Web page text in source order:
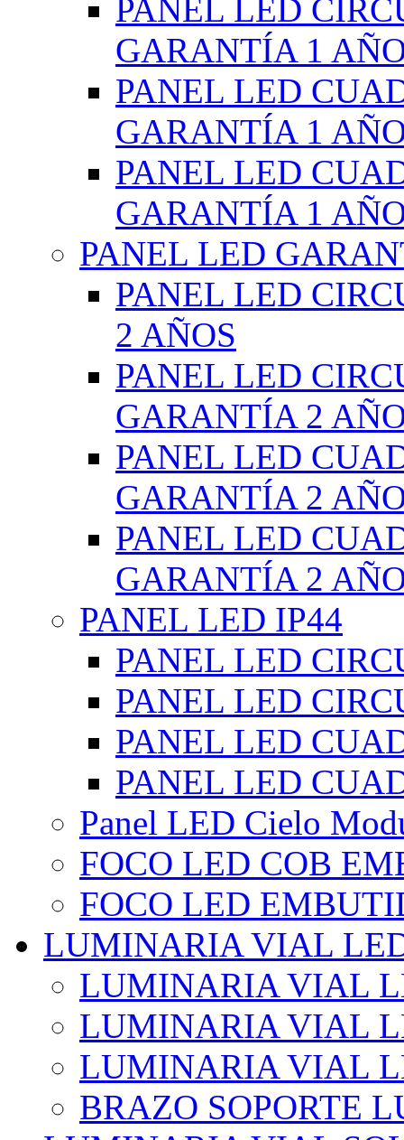
PANEL LED
GARANTÍA 1
PANEL LED
GARANTÍA 1
PANEL LED
GARANTÍA 1
PANEL LED
PANEL LED
2 AÑOS
PANEL LED
GARANTÍA 2
PANEL LED
GARANTÍA 2
PANEL LED
GARANTÍA 2
PANEL LED IP44
PANEL LED
PANEL LED
PANEL LED
PANEL LED
Panel LED Cielo
FOCO LED COB
FOCO LED
LUMINARIA VIAL
LUMINARIA VIAL
LUMINARIA VIAL
LUMINARIA VIAL
BRAZO SOPORTE